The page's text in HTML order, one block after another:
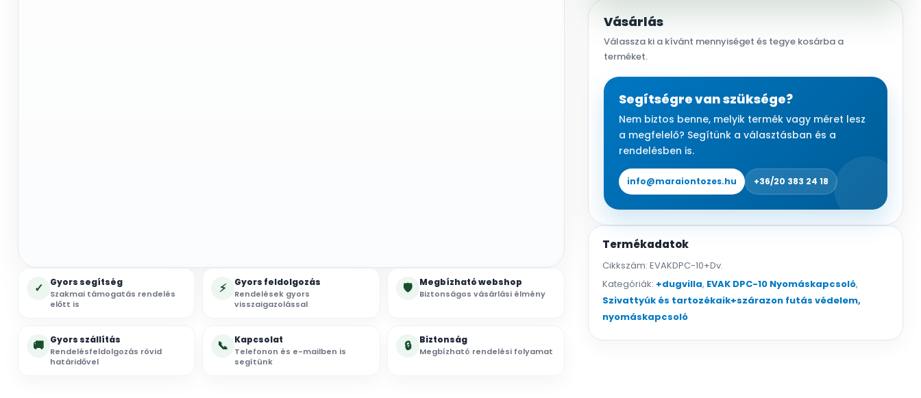
✓ Gyors segítség
Szakmai támogatás rendelés
előtt is
⚡ Gyors feldolgozás
Rendelések gyors
visszaigazolással
🛡 Megbízható webshop
Biztonságos vásárlási élmény
🚚 Gyors szállítás
Rendelésfeldolgozás rövid
határidővel
📞 Kapcsolat
Telefonon és e-mailben is
segítünk
🔒 Biztonság
Megbízható rendelési folyamat
Vásárlás
Válassza ki a kívánt mennyiséget és tegye kosárba a
terméket.
Segítségre van szüksége?
Nem biztos benne, melyik termék vagy méret lesz
a megfelelő? Segítünk a választásban és a
rendelésben is.
info@maraiontozes.hu +36/20 383 24 18
Termékadatok
Cikkszám: EVAKDPC-10+Dv.
Kategóriák: +dugvilla, EVAK DPC-10 Nyomáskapcsoló,
Szivattyúk és tartozékaik+szárazon futás védelem,
nyomáskapcsoló